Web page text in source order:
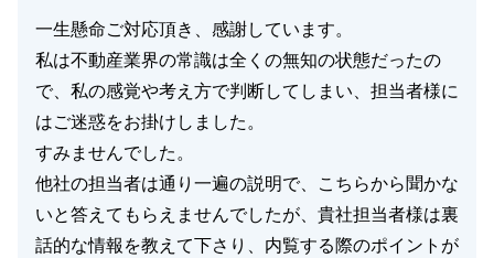
閉じる
一生懸命ご対応頂き、感謝しています。
私は不動産業界の常識は全くの無知の状態だったの
で、私の感覚や考え方で判断してしまい、担当者様に
はご迷惑をお掛けしました。
すみませんでした。
他社の担当者は通り一遍の説明で、こちらから聞かな
いと答えてもらえませんでしたが、貴社担当者様は裏
話的な情報を教えて下さり、内覧する際のポイントが